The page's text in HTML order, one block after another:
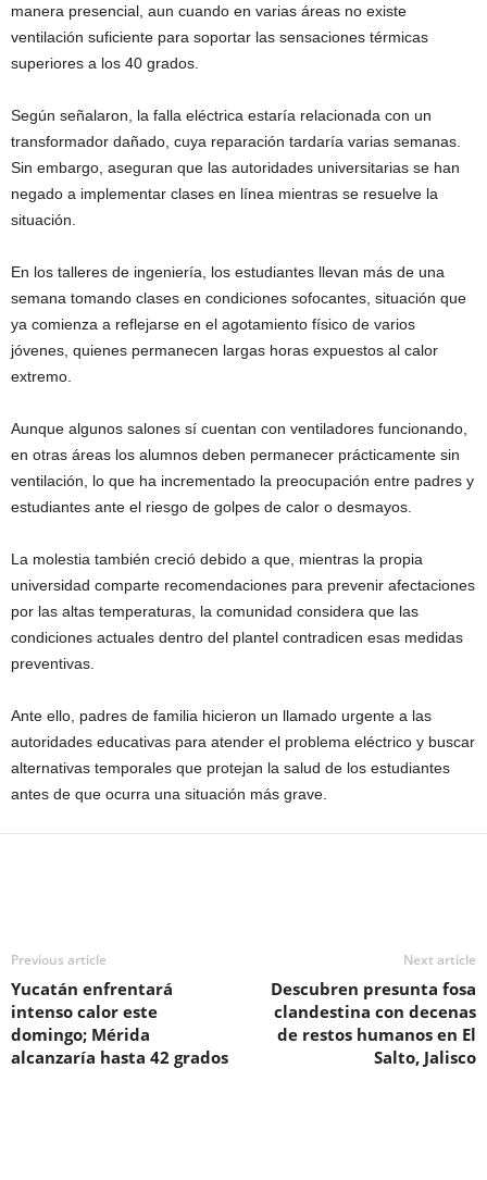
manera presencial, aun cuando en varias áreas no existe
ventilación suficiente para soportar las sensaciones térmicas
superiores a los 40 grados.
Según señalaron, la falla eléctrica estaría relacionada con un
transformador dañado, cuya reparación tardaría varias semanas.
Sin embargo, aseguran que las autoridades universitarias se han
negado a implementar clases en línea mientras se resuelve la
situación.
En los talleres de ingeniería, los estudiantes llevan más de una
semana tomando clases en condiciones sofocantes, situación que
ya comienza a reflejarse en el agotamiento físico de varios
jóvenes, quienes permanecen largas horas expuestos al calor
extremo.
Aunque algunos salones sí cuentan con ventiladores funcionando,
en otras áreas los alumnos deben permanecer prácticamente sin
ventilación, lo que ha incrementado la preocupación entre padres y
estudiantes ante el riesgo de golpes de calor o desmayos.
La molestia también creció debido a que, mientras la propia
universidad comparte recomendaciones para prevenir afectaciones
por las altas temperaturas, la comunidad considera que las
condiciones actuales dentro del plantel contradicen esas medidas
preventivas.
Ante ello, padres de familia hicieron un llamado urgente a las
autoridades educativas para atender el problema eléctrico y buscar
alternativas temporales que protejan la salud de los estudiantes
antes de que ocurra una situación más grave.
Previous article
Yucatán enfrentará
intenso calor este
domingo; Mérida
alcanzaría hasta 42 grados
Next article
Descubren presunta fosa
clandestina con decenas
de restos humanos en El
Salto, Jalisco